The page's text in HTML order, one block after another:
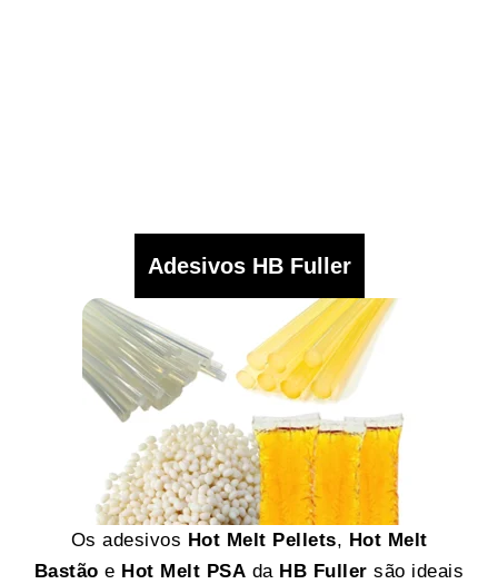
Adesivos HB Fuller
Os adesivos Hot Melt Pellets, Hot Melt
Bastão e Hot Melt PSA da HB Fuller são ideais